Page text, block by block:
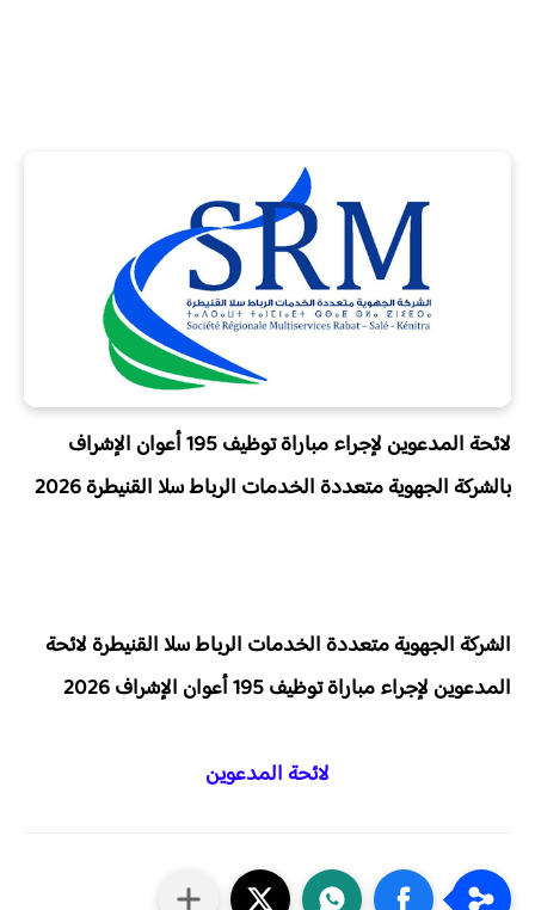
لائحة المدعوين لإجراء مباراة توظيف 195 أعوان الإشراف
بالشركة الجهوية متعددة الخدمات الرباط سلا القنيطرة 2026
الشركة الجهوية متعددة الخدمات الرباط سلا القنيطرة لائحة
المدعوين لإجراء مباراة توظيف 195 أعوان الإشراف 2026
لائحة المدعوين